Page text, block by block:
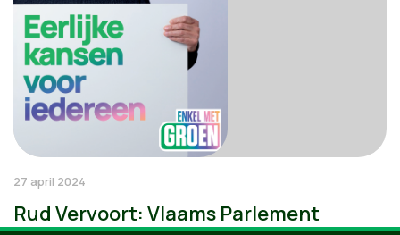
27 april 2024
Rud Vervoort: Vlaams Parlement